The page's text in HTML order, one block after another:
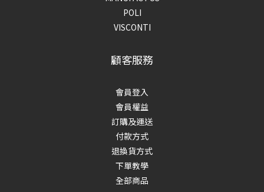
POLI
VISCONTI
顧客服務
會員登入
會員權益
訂購及運送
付款方式
退換貨方式
下單教學
全部商品